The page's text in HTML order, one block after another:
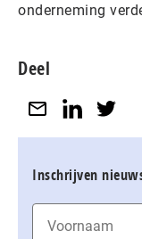
onderneming
Deel
Inschrijven